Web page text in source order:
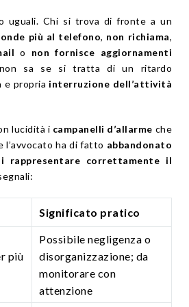
uguali. Chi si trova di fronte a un
più al telefono, non richiama,
o non fornisce aggiornamenti
sa se si tratta di un ritardo
e propria interruzione dell’attività
lucidità i campanelli d’allarme che
l’avvocato ha di fatto abbandonato
rappresentare correttamente il
Significato pratico
più
Possibile negligenza o
disorganizzazione; da
monitorare con
attenzione